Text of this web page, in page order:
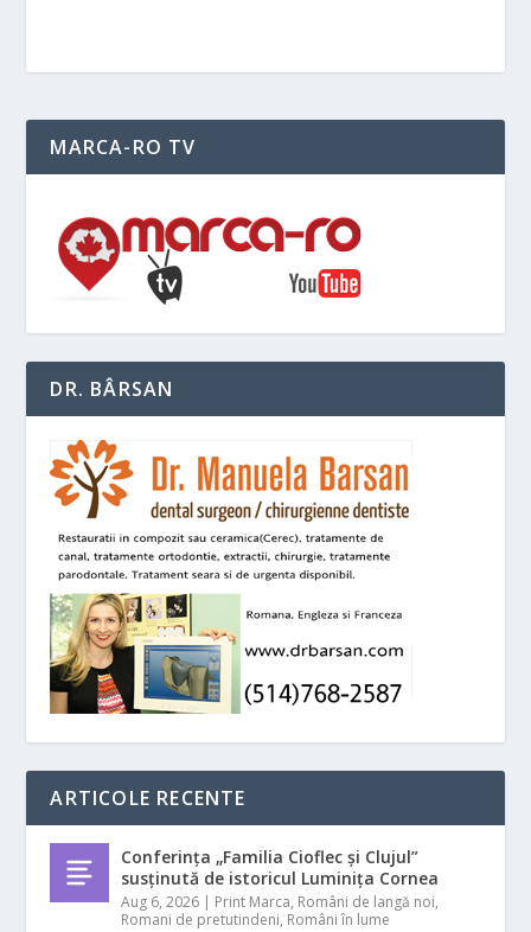
MARCA-RO TV
DR. BÂRSAN
ARTICOLE RECENTE
Conferința „Familia Cioflec și Clujul”
susținută de istoricul Luminița Cornea
Aug 6, 2026 | Print Marca, Români de langă noi,
Romani de pretutindeni, Români în lume